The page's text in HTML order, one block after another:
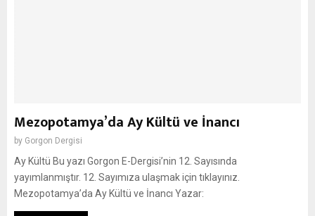
Mezopotamya’da Ay Kültü ve İnancı
by Gorgon Dergisi
Ay Kültü Bu yazı Gorgon E-Dergisi’nin 12. Sayısında
yayımlanmıştır. 12. Sayımıza ulaşmak için tıklayınız.
Mezopotamya’da Ay Kültü ve İnancı Yazar: